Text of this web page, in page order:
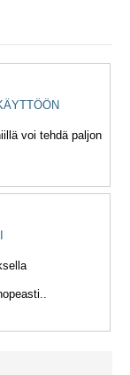
voi tehdä paljon